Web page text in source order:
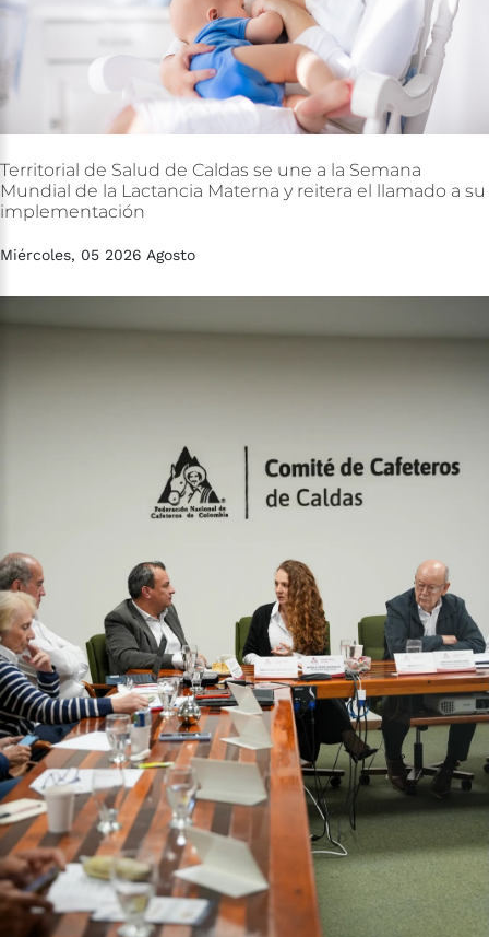
Territorial de Salud de Caldas se une a la Semana
Mundial de la Lactancia Materna y reitera el llamado a su
implementación
Miércoles, 05 2026 Agosto